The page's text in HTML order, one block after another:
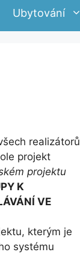
Ubytování
realizátorů
projekt
projektu
K
VE
kterým je
systému